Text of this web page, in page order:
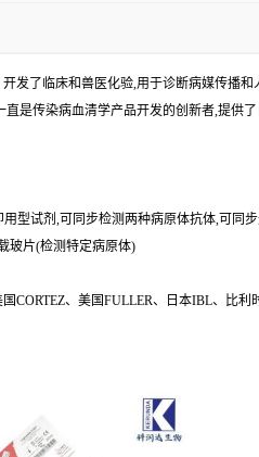
发了临床和兽医化验,用于诊断病媒传播
是传染病血清学产品开发的创新者,提
型试剂,可同步检测两种病原体抗体,可
玻片(检测特定病原体)
CORTEZ、美国FULLER、日本IBL、比